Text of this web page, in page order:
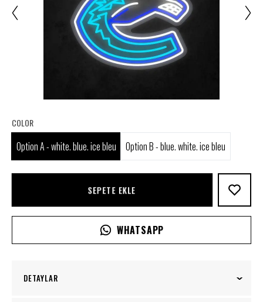
COLOR
Option A - white. blue. ice bleu Option B - blue. white. ice bleu
SEPETE EKLE
WHATSAPP
DETAYLAR